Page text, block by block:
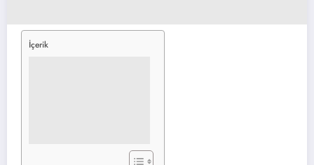
İçerik